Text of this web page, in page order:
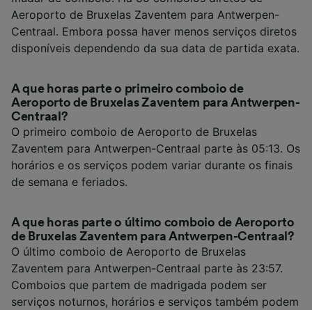
Aeroporto de Bruxelas Zaventem para Antwerpen-
Centraal. Embora possa haver menos serviços diretos
disponíveis dependendo da sua data de partida exata.
A que horas parte o primeiro comboio de
Aeroporto de Bruxelas Zaventem para Antwerpen-
Centraal?
O primeiro comboio de Aeroporto de Bruxelas
Zaventem para Antwerpen-Centraal parte às 05:13. Os
horários e os serviços podem variar durante os finais
de semana e feriados.
A que horas parte o último comboio de Aeroporto
de Bruxelas Zaventem para Antwerpen-Centraal?
O último comboio de Aeroporto de Bruxelas
Zaventem para Antwerpen-Centraal parte às 23:57.
Comboios que partem de madrigada podem ser
serviços noturnos, horários e serviços também podem